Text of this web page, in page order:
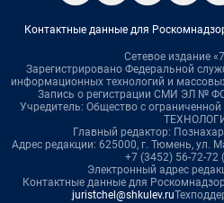
Контактные данные для
Сетевое издание
Зарегистрировано Федеральной
информационных технологий и
Запись о регистрации СМИ ЭЛ №
Учредитель: Общество с
Главный редактор:
Адрес редакции: 625000, г. Тюмень, ул.
+7 (3452) 56-72-72
Электронный адрес
Контактные данные для
juristchel@shkulev.ru